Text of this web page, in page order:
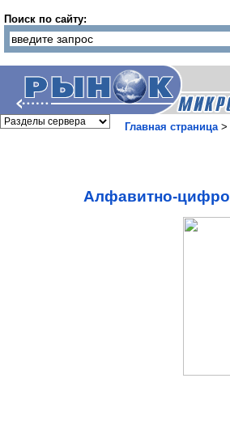
Поиск по сайту:
Главная страница>
Алфавитно-